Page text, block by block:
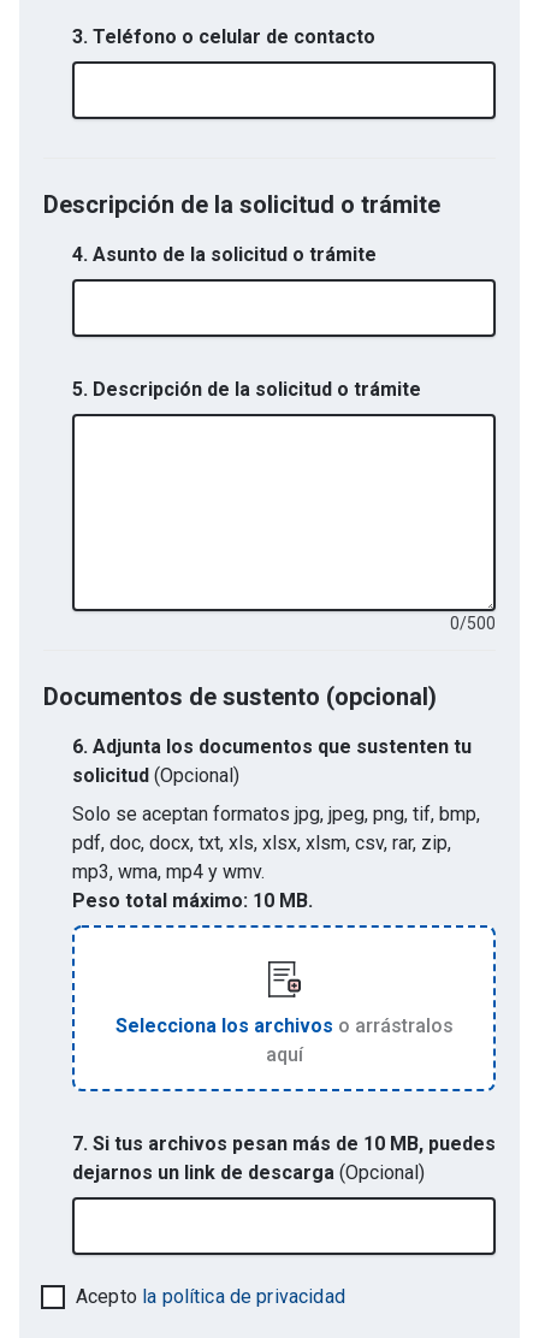
3. Teléfono o celular de contacto
Descripción de la solicitud o trámite
4. Asunto de la solicitud o trámite
5. Descripción de la solicitud o trámite
0/500
Documentos de sustento (opcional)
6. Adjunta los documentos que sustenten tu
solicitud (Opcional)
Solo se aceptan formatos jpg, jpeg, png, tif, bmp,
pdf, doc, docx, txt, xls, xlsx, xlsm, csv, rar, zip,
mp3, wma, mp4 y wmv.
Peso total máximo: 10 MB.
Selecciona los archivos o arrástralos
aquí
7. Si tus archivos pesan más de 10 MB, puedes
dejarnos un link de descarga (Opcional)
Acepto la política de privacidad